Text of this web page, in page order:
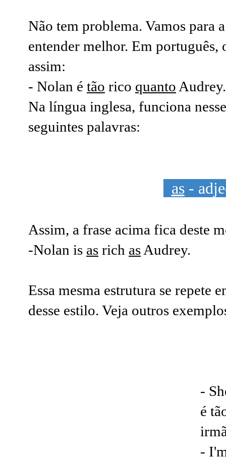
Não tem problema. Vamos para
entender melhor. Em
assim:
- Nolan é tão rico quanto Audrey.
Na língua inglesa, funciona
seguintes palavras:
as-
Assim, a frase acima fica deste
-Nolan is as rich as Audrey.
Essa mesma estrutura se repete
desse estilo. Veja outros
-
é
-